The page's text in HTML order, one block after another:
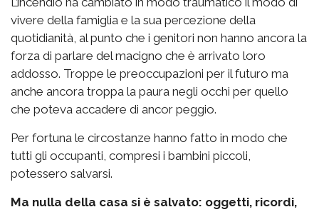
vivere della famiglia e la sua percezione della
quotidianità, al punto che i genitori non hanno ancora la
forza di parlare del macigno che è arrivato loro
addosso. Troppe le preoccupazioni per il futuro ma
anche ancora troppa la paura negli occhi per quello
che poteva accadere di ancor peggio.
Per fortuna le circostanze hanno fatto in modo che
tutti gli occupanti, compresi i bambini piccoli,
potessero salvarsi.
Ma nulla della casa si è salvato: oggetti, ricordi,